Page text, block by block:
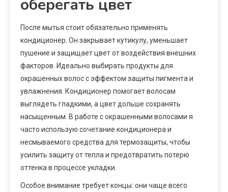
оберегать цвет
После мытья стоит обязательно применять
кондиционер. Он закрывает кутикулу, уменьшает
пушение и защищает цвет от воздействия внешних
факторов. Идеально выбирать продукты для
окрашенных волос с эффектом защиты пигмента и
увлажнения. Кондиционер помогает волосам
выглядеть гладкими, а цвет дольше сохранять
насыщенным. В работе с окрашенными волосами я
часто использую сочетание кондиционера и
несмываемого средства для термозащиты, чтобы
усилить защиту от тепла и предотвратить потерю
оттенка в процессе укладки.
Особое внимание требует концы: они чаще всего